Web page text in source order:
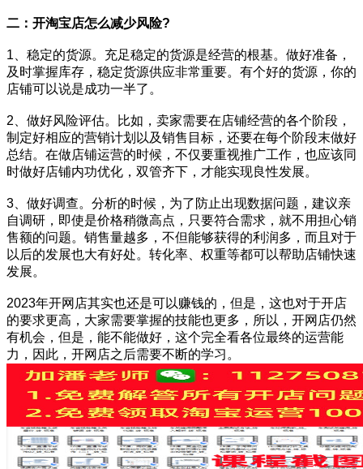
二：开淘宝店怎么减少风险?
1、稳定的货源。充足稳定的货源是经营的根基。做好准备，
及时掌握库存，稳定货源供应非常重要。有个好的货源，你的
店铺可以说是成功一半了。
2、做好风险评估。比如，卖家需要在店铺经营的各个阶段，
制定好相应的营销计划以及销售目标，还要在每个阶段末做好
总结。在做店铺运营的时候，不仅要重视推广工作，也应该同
时做好店铺内功优化，双管齐下，才能实现良性发展。
3、做好调查。分析的时候，为了防止出现数据问题，建议亲
自调研，即使是价格稍微高点，只要符合需求，就不用担心销
售额的问题。销售量越多，不但能够获得的利润多，而且对于
以后的发展也大有好处。转化率、权重等都可以帮助店铺快速
发展。
2023年开网店其实也还是可以赚钱的，但是，这也对于开店
的要求更高，大家需要掌握的技能也更多，所以，开网店仍然
有机会，但是，能不能做好，这个完全看各位最终的运营能
力，因此，开网店之后需要不断的学习。